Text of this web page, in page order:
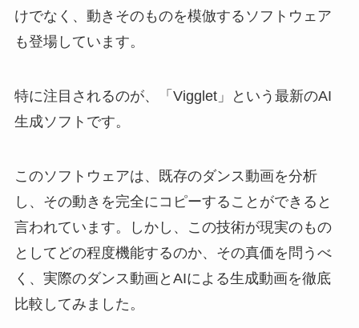
けでなく、動きそのものを模倣するソフトウェア
も登場しています。
特に注目されるのが、「Vigglet」という最新のAI
生成ソフトです。
このソフトウェアは、既存のダンス動画を分析
し、その動きを完全にコピーすることができると
言われています。しかし、この技術が現実のもの
としてどの程度機能するのか、その真価を問うべ
く、実際のダンス動画とAIによる生成動画を徹底
比較してみました。